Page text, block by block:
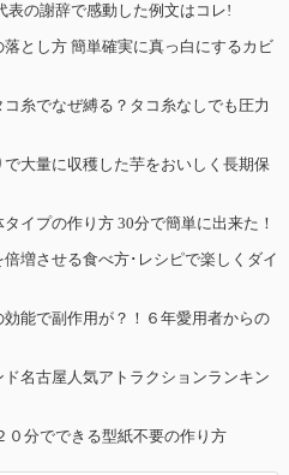
表の謝辞で感動した例文はコレ!
とし方 簡単確実に真っ白にするカビ
糸でなぜ縛る？タコ糸なしでも圧力
大量に収穫した芋をおいしく長期保
イプの作り方 30分で簡単に出来た！
増させる食べ方･レシピで楽しくダイ
能で副作用が？！６年愛用者からの
名古屋人気アトラクションランキン
０分でできる型紙不要の作り方